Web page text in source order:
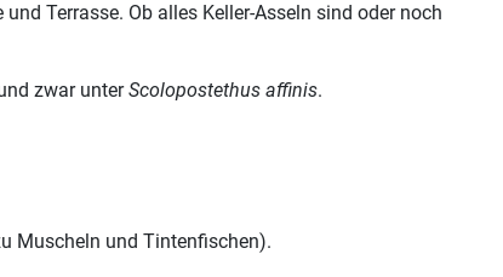
Terrasse. Ob alles Keller-Asseln sind oder noch
zwar unterScolopostethus affinis.
Muscheln und Tintenfischen).